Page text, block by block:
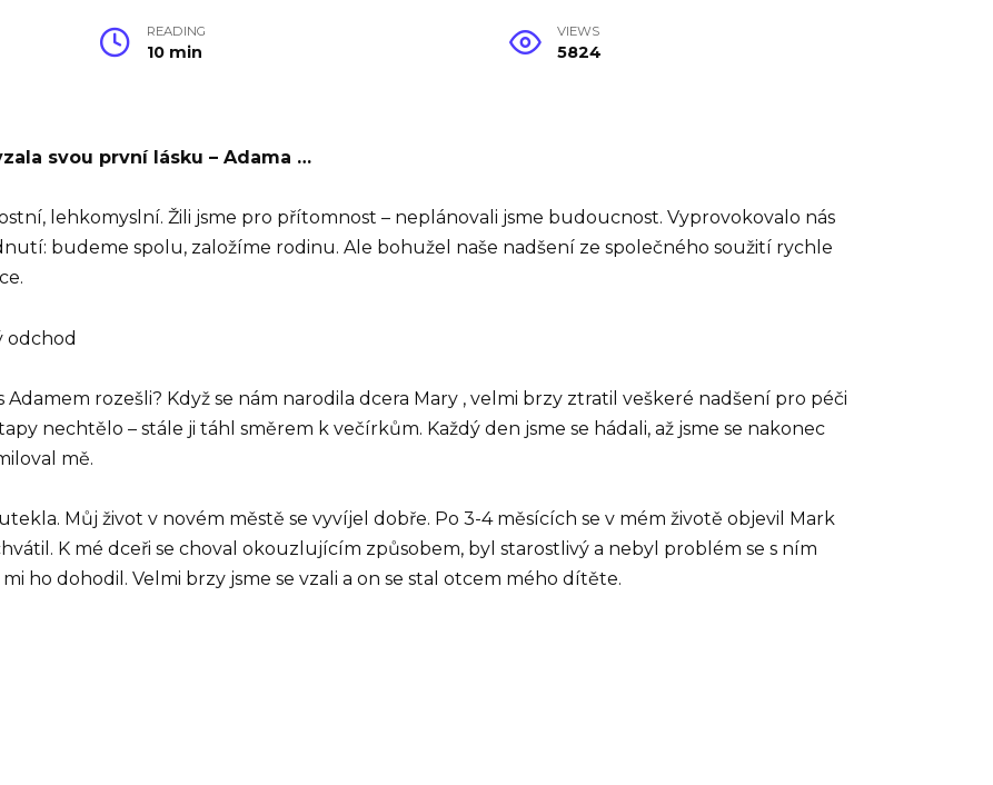
READING
10 min
VIEWS
5824
svou první lásku – Adama …
lehkomyslní. Žili jsme pro přítomnost – neplánovali jsme budoucnost. Vyprovokovalo nás
budeme spolu, založíme rodinu. Ale bohužel naše nadšení ze společného soužití rychle
odchod
Adamem rozešli? Když se nám narodila dcera Mary , velmi brzy ztratil veškeré nadšení pro péči
nechtělo – stále ji táhl směrem k večírkům. Každý den jsme se hádali, až jsme se nakonec
mě.
Můj život v novém městě se vyvíjel dobře. Po 3-4 měsících se v mém životě objevil Mark
K mé dceři se choval okouzlujícím způsobem, byl starostlivý a nebyl problém se s ním
ho dohodil. Velmi brzy jsme se vzali a on se stal otcem mého dítěte.